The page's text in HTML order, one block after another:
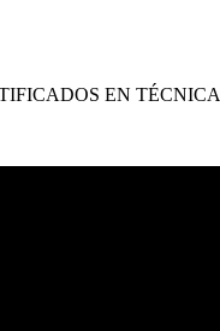
EN